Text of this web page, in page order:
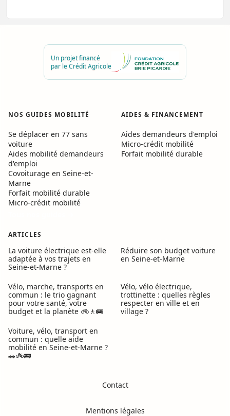
Un projet financé
par le Crédit Agricole
NOS GUIDES MOBILITÉ
Se déplacer en 77 sans
voiture
Aides mobilité demandeurs
d'emploi
Covoiturage en Seine-et-
Marne
Forfait mobilité durable
Micro-crédit mobilité
AIDES & FINANCEMENT
Aides demandeurs d'emploi
Micro-crédit mobilité
Forfait mobilité durable
ARTICLES
La voiture électrique est-elle
adaptée à vos trajets en
Seine-et-Marne ?
Réduire son budget voiture
en Seine-et-Marne
Vélo, marche, transports en
commun : le trio gagnant
pour votre santé, votre
budget et la planète 🚲🚶🚌
Vélo, vélo électrique,
trottinette : quelles règles
respecter en ville et en
village ?
Voiture, vélo, transport en
commun : quelle aide
mobilité en Seine-et-Marne ?
🚗🚲🚌
Contact
Mentions légales